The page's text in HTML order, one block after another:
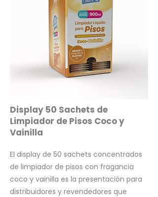
Display 50 Sachets de
Limpiador de Pisos Coco y
Vainilla
El display de 50 sachets concentrados
de limpiador de pisos con fragancia
coco y vainilla es la presentación para
distribuidores y revendedores que